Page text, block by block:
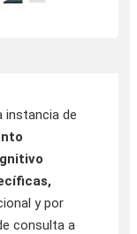
instancia de
y por
consulta a